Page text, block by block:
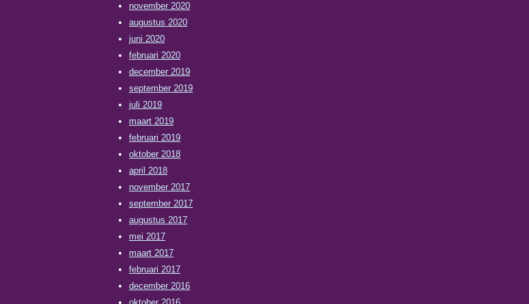
november 2020
augustus 2020
juni 2020
februari 2020
december 2019
september 2019
juli 2019
maart 2019
februari 2019
oktober 2018
april 2018
november 2017
september 2017
augustus 2017
mei 2017
maart 2017
februari 2017
december 2016